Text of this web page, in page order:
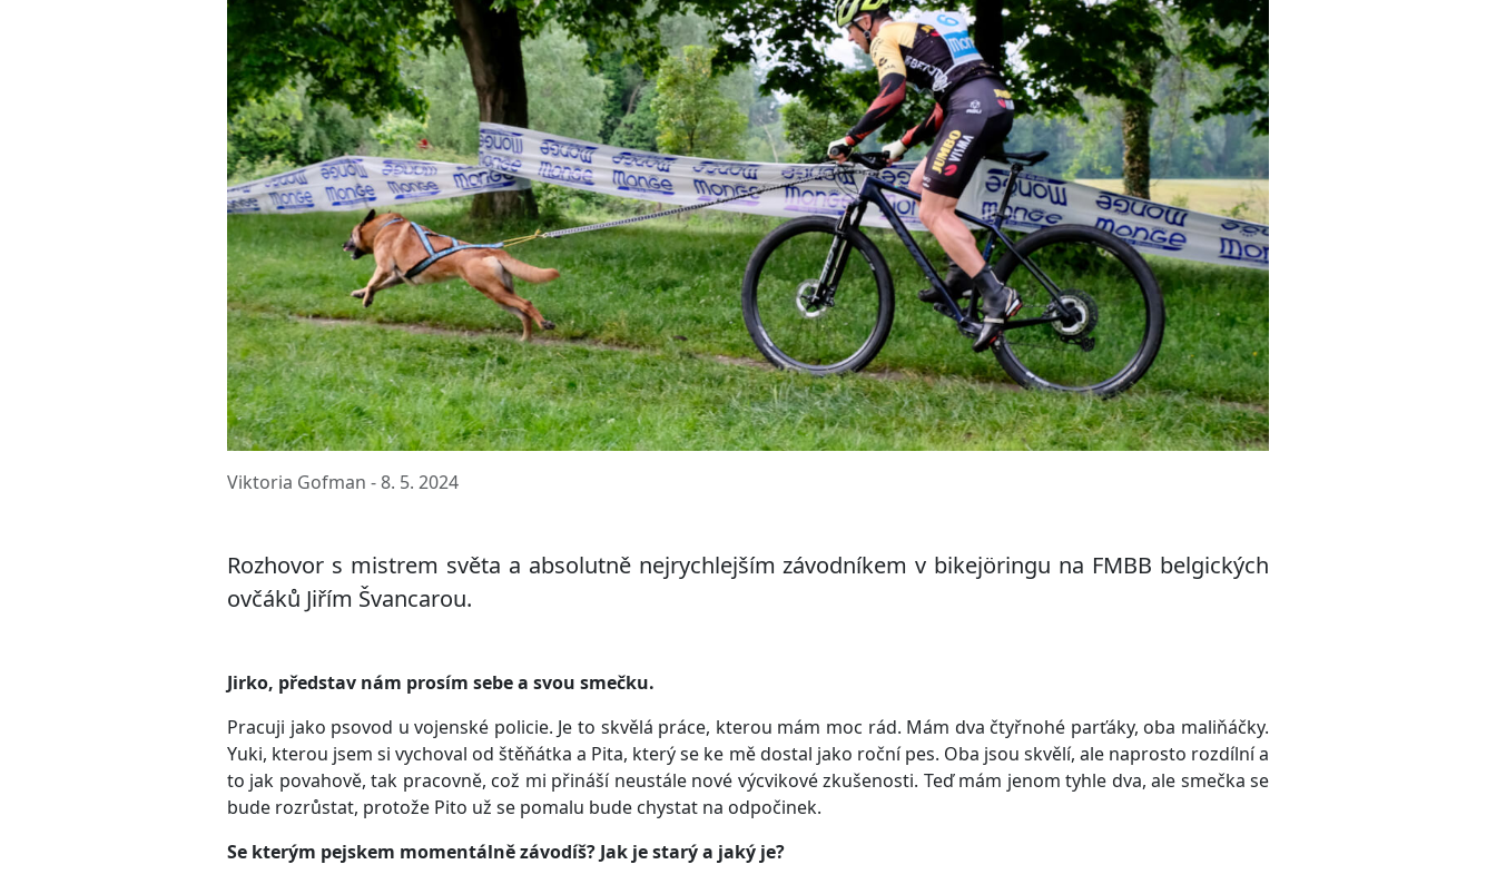
Viktoria Gofman -8. 5. 2024
Rozhovor s mistrem světa a absolutně nejrychlejším závodníkem v bikejöringu na FMBB belgických
ovčáků Jiřím Švancarou.
Jirko, představ nám prosím sebe a svou smečku.
Pracuji jako psovod u vojenské policie. Je to skvělá práce, kterou mám moc rád. Mám dva čtyřnohé parťáky, oba maliňáčky.
Yuki, kterou jsem si vychoval od štěňátka a Pita, který se ke mě dostal jako roční pes. Oba jsou skvělí, ale naprosto rozdílní a
to jak povahově, tak pracovně, což mi přináší neustále nové výcvikové zkušenosti. Teď mám jenom tyhle dva, ale smečka se
bude rozrůstat, protože Pito už se pomalu bude chystat na odpočinek.
Se kterým pejskem momentálně závodíš? Jak je starý a jaký je?